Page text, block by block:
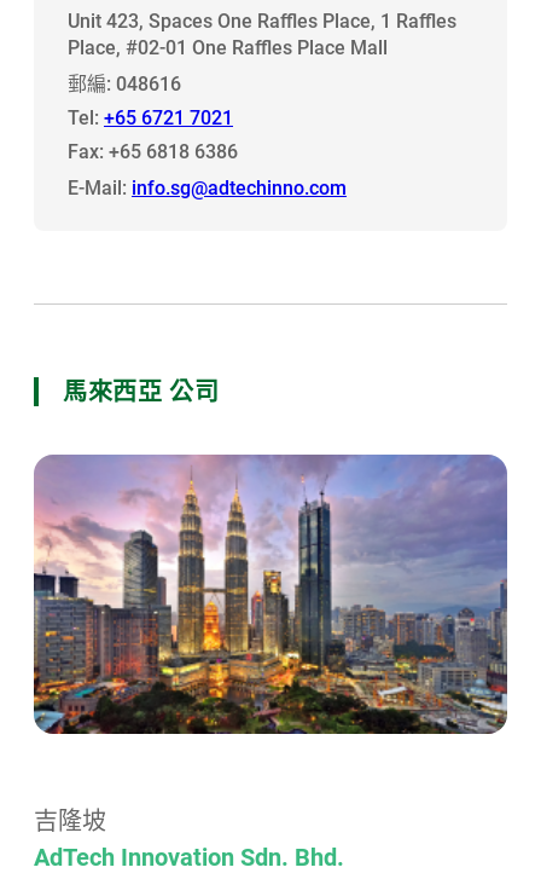
Unit 423, Spaces One Raffles Place, 1 Raffles
Place, #02-01 One Raffles Place Mall
郵編: 048616
Tel: +65 6721 7021
Fax: +65 6818 6386
E-Mail: info.sg@adtechinno.com
馬來西亞 公司
吉隆坡
AdTech Innovation Sdn. Bhd.